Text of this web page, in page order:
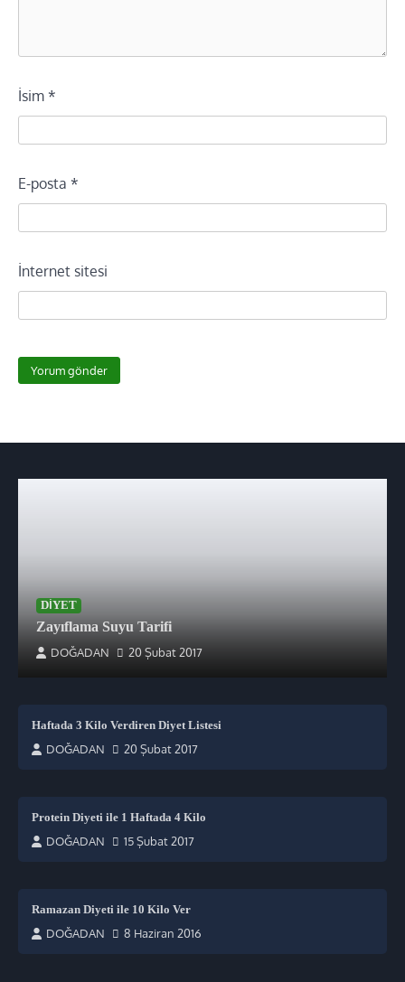
İsim *
E-posta *
İnternet sitesi
DIYET
Zayıflama Suyu Tarifi
DOĞADAN 20 Şubat 2017
Haftada 3 Kilo Verdiren Diyet Listesi
DOĞADAN 20 Şubat 2017
Protein Diyeti ile 1 Haftada 4 Kilo
DOĞADAN 15 Şubat 2017
Ramazan Diyeti ile 10 Kilo Ver
DOĞADAN 8 Haziran 2016